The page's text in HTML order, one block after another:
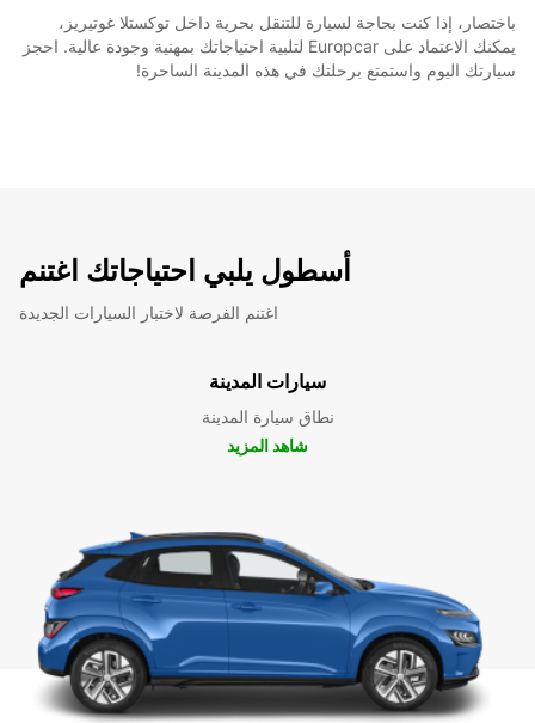
باختصار، إذا كنت بحاجة لسيارة للتنقل بحرية داخل توكستلا غوتيريز،
يمكنك الاعتماد على Europcar لتلبية احتياجاتك بمهنية وجودة عالية. احجز
سيارتك اليوم واستمتع برحلتك في هذه المدينة الساحرة!
أسطول يلبي احتياجاتك اغتنم
اغتنم الفرصة لاختبار السيارات الجديدة
سيارات المدينة
نطاق سيارة المدينة
شاهد المزيد